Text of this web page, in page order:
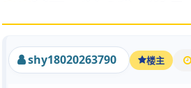
shy18020263790 楼主